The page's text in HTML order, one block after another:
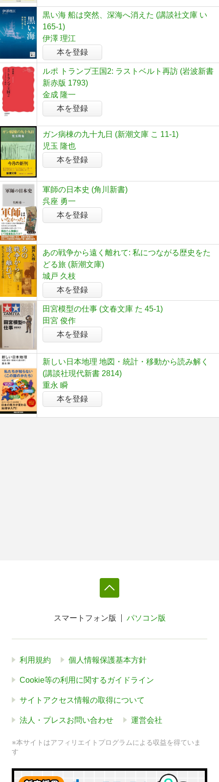
黒い海 船は突然、深海へ消えた (講談社文庫 い
165-1)
伊澤 理江
本を登録
ルポ トランプ王国2: ラストベルト再訪 (岩波新書
新赤版 1793)
金成 隆一
本を登録
ガン病棟の九十九日 (新潮文庫 こ 11-1)
児玉 隆也
本を登録
軍師の日本史 (角川新書)
呉座 勇一
本を登録
あの戦争から遠く離れて: 私につながる歴史をた
どる旅 (新潮文庫)
城戸 久枝
本を登録
田宮模型の仕事 (文春文庫 た 45-1)
田宮 俊作
本を登録
新しい日本地理 地図・統計・移動から読み解く
(講談社現代新書 2814)
重永 瞬
本を登録
スマートフォン版 パソコン版
利用規約 個人情報保護基本方針
Cookie等の利用に関するガイドライン
サイトアクセス情報の取得について
法人・プレスお問い合わせ 運営会社
※本サイトはアフィリエイトプログラムによる収益を得ていま
す